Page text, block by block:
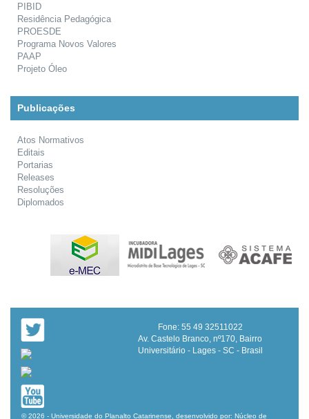
PIBID
Residência Pedagógica
PROESDE
Programa Novos Valores
PAAP
Projeto Óleo
Publicações
Atos Normativos
Editais
Portarias
Releases
Resoluções
Diplomados
Fone: 55 49 32511022
Av. Castelo Branco, nº170, Bairro
Universitário - Lages - SC - Brasil
© 2026 - Universidade do Planalto Catarinense, desenvolvido por: Núcleo de